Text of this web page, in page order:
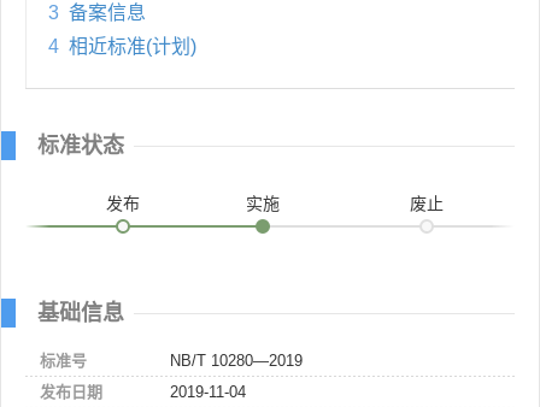
3 备案信息
4 相近标准(计划)
标准状态
发布 实施 废止
基础信息
标准号
NB/T 10280—2019
发布日期
2019-11-04